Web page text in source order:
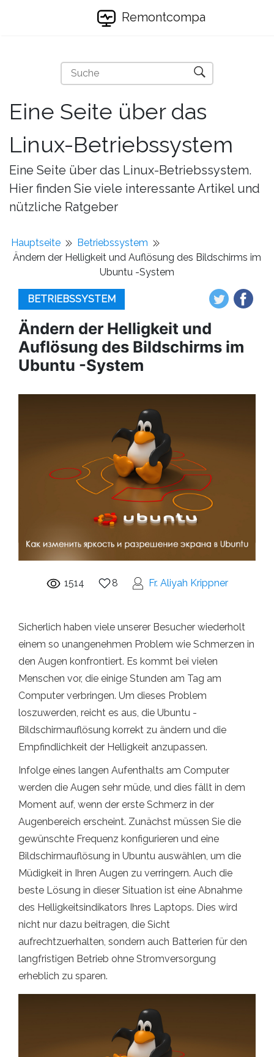
Remontcompa
Eine Seite über das
Linux-Betriebssystem
Eine Seite über das Linux-Betriebssystem.
Hier finden Sie viele interessante Artikel und
nützliche Ratgeber
Hauptseite
Betriebssystem
Ändern der Helligkeit und Auflösung des Bildschirms im
Ubuntu -System
BETRIEBSSYSTEM
Ändern der Helligkeit und
Auflösung des Bildschirms im
Ubuntu -System
1514 8 Fr. Aliyah Krippner
Sicherlich haben viele unserer Besucher wiederholt
einem so unangenehmen Problem wie Schmerzen in
den Augen konfrontiert. Es kommt bei vielen
Menschen vor, die einige Stunden am Tag am
Computer verbringen. Um dieses Problem
loszuwerden, reicht es aus, die Ubuntu -
Bildschirmauflösung korrekt zu ändern und die
Empfindlichkeit der Helligkeit anzupassen.
Infolge eines langen Aufenthalts am Computer
werden die Augen sehr müde, und dies fällt in dem
Moment auf, wenn der erste Schmerz in der
Augenbereich erscheint. Zunächst müssen Sie die
gewünschte Frequenz konfigurieren und eine
Bildschirmauflösung in Ubuntu auswählen, um die
Müdigkeit in Ihren Augen zu verringern. Auch die
beste Lösung in dieser Situation ist eine Abnahme
des Helligkeitsindikators Ihres Laptops. Dies wird
nicht nur dazu beitragen, die Sicht
aufrechtzuerhalten, sondern auch Batterien für den
langfristigen Betrieb ohne Stromversorgung
erheblich zu sparen.